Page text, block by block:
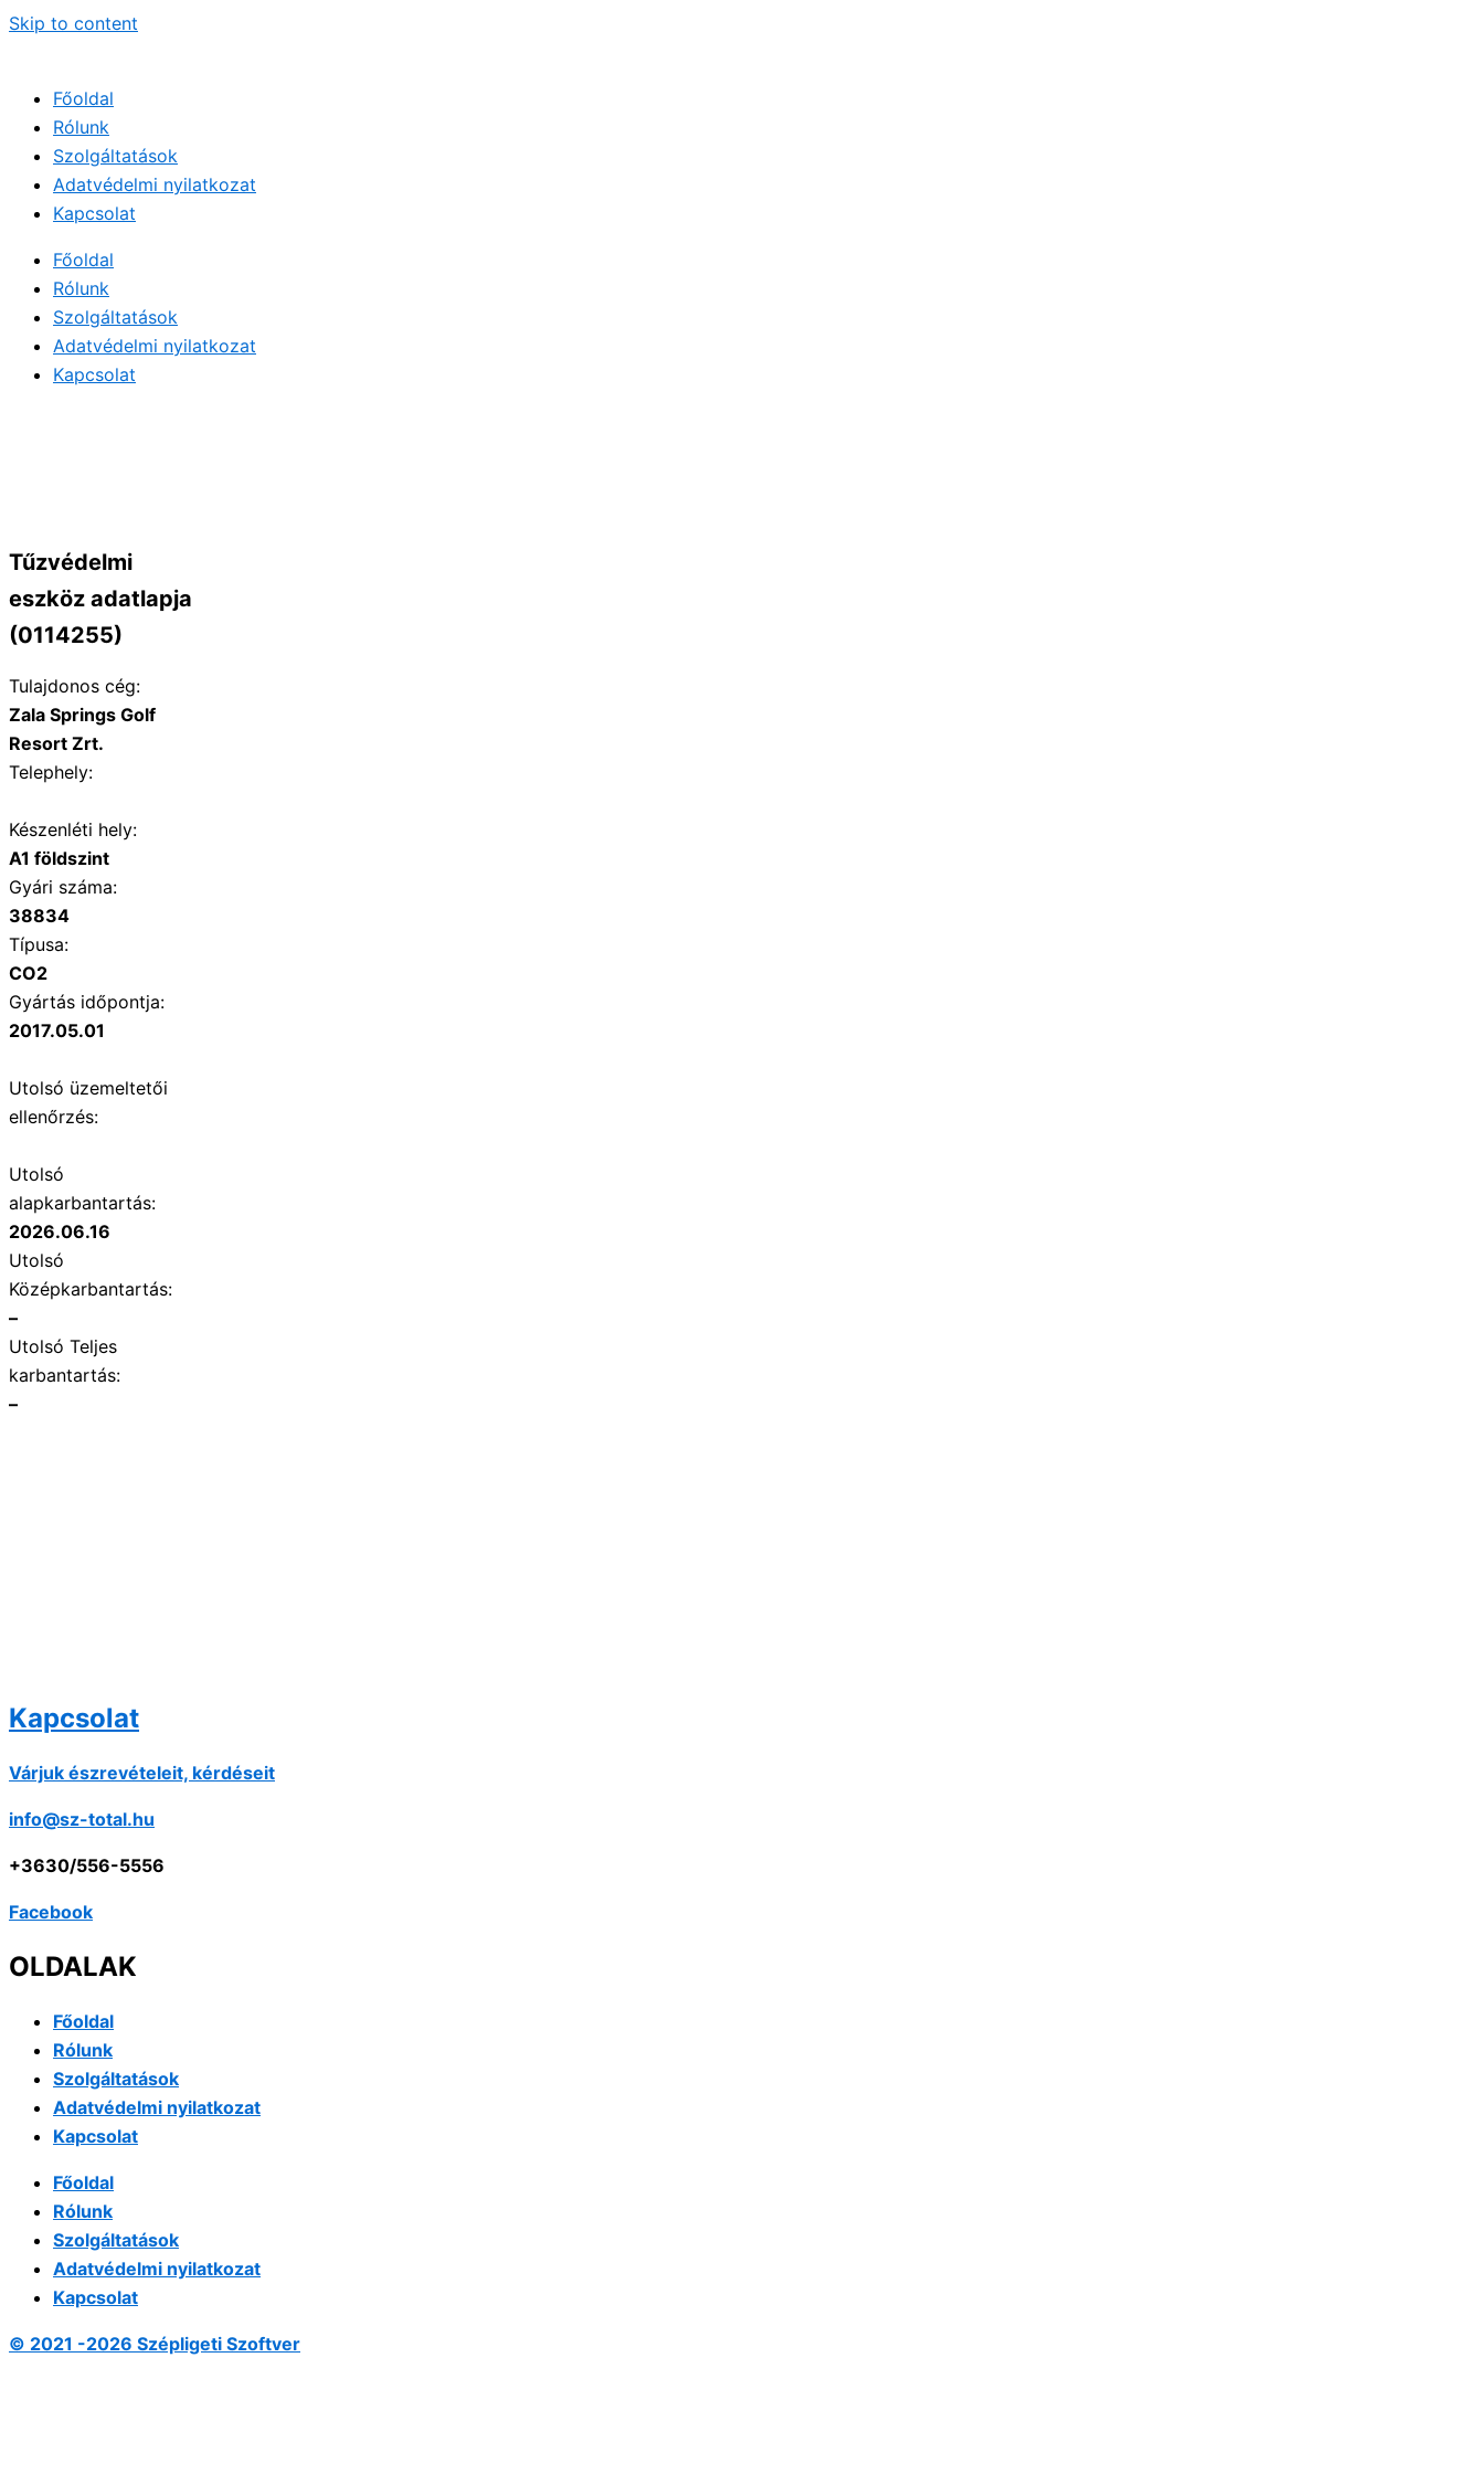
Skip to content
Főoldal
Rólunk
Szolgáltatások
Adatvédelmi nyilatkozat
Kapcsolat
Főoldal
Rólunk
Szolgáltatások
Adatvédelmi nyilatkozat
Kapcsolat
Tűzvédelmi
eszköz adatlapja
(0114255)
Tulajdonos cég:
Zala Springs Golf
Resort Zrt.
Telephely:
Készenléti hely:
A1 földszint
Gyári száma:
38834
Típusa:
CO2
Gyártás időpontja:
2017.05.01
Utolsó üzemeltetői
ellenőrzés:
Utolsó
alapkarbantartás:
2026.06.16
Utolsó
Középkarbantartás:
–
Utolsó Teljes
karbantartás:
–
Kapcsolat
Várjuk észrevételeit, kérdéseit
info@sz-total.hu
+3630/556-5556
Facebook
OLDALAK
Főoldal
Rólunk
Szolgáltatások
Adatvédelmi nyilatkozat
Kapcsolat
Főoldal
Rólunk
Szolgáltatások
Adatvédelmi nyilatkozat
Kapcsolat
© 2021 -2026 Szépligeti Szoftver